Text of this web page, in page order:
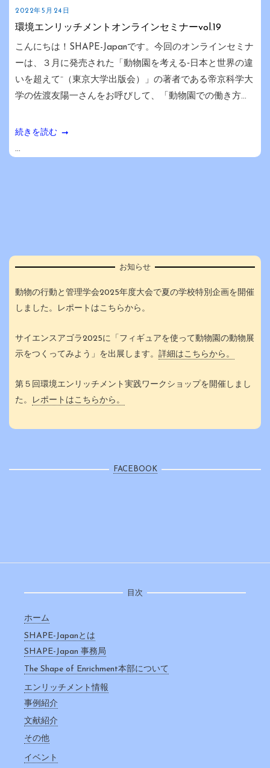
2022年5月24日
環境エンリッチメントオンラインセミナーvol.19
こんにちは！SHAPE-Japanです。今回のオンラインセミナ
ーは、３月に発売された「動物園を考える‐日本と世界の違
いを超えて⁻（東京大学出版会）」の著者である帝京科学大
学の佐渡友陽一さんをお呼びして、「動物園での働き方...
続きを読む
...
お知らせ
動物の行動と管理学会2025年度大会で夏の学校特別企画を開催
しました。レポートはこちらから。
サイエンスアゴラ2025に「フィギュアを使って動物園の動物展
示をつくってみよう」を出展します。 詳細はこちらから。
第５回環境エンリッチメント実践ワークショップを開催しまし
た。
レポートはこちらから。
FACEBOOK
目次
ホーム
SHAPE-Japanとは
SHAPE-Japan 事務局
The Shape of Enrichment本部について
エンリッチメント情報
事例紹介
文献紹介
その他
イベント